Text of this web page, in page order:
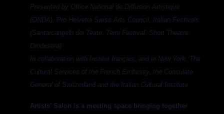
Presented by Office National de Diffusion Artistique
(ONDA), Pro Helvetia Swiss Arts Council, Italian Festivals
(Santarcangelo dei Teatri, Terni Festival, Short Theatre,
Drodesera).
In collaboration with Institut français, and in New York, The
Cultural Services of the French Embassy, the Consulate
General of Switzerland and the Italian Cultural Institute.
Artists’ Salon is a meeting space bringing together